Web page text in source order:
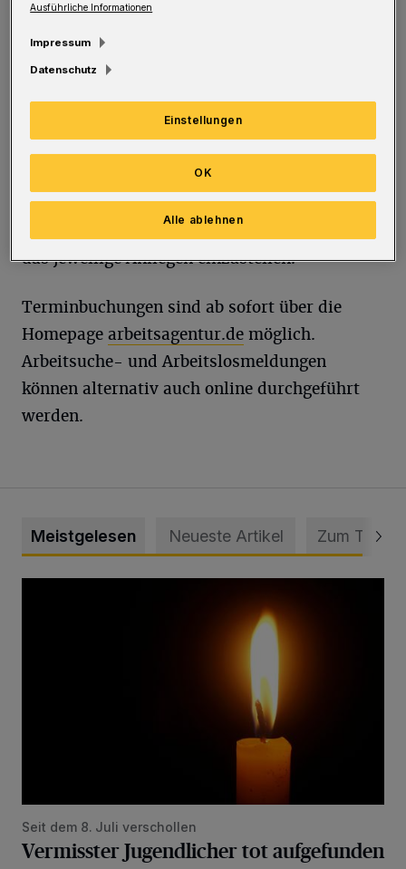
Ab dann sind Vorsprachen wie beim
auch in den Eingangszonen der Agentur nur
noch mit vorheriger Anmeldung möglich.
„Dies vermeidet Wege- und Wartezeiten“,
heißt es. Zudem hätten die Mitarbeiterinnen
und Mitarbeiter so die Möglichkeit, sich auf
das jeweilige Anliegen einzustellen.
Terminbuchungen sind ab sofort über die
Homepage arbeitsagentur.de möglich.
Arbeitsuche- und Arbeitslosmeldungen
können alternativ auch online durchgeführt
werden.
Meistgelesen Neueste Artikel Zum Thema
Seit dem 8. Juli verschollen
Vermisster Jugendlicher tot aufgefunden
Ausführliche Informationen
Impressum
Datenschutz
Einstellungen
Alle ablehnen
OK